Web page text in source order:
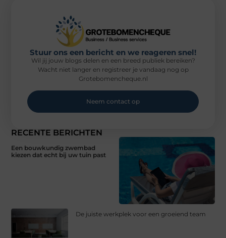
RECENTE BERICHTEN
Een bouwkundig zwembad
kiezen dat echt bij uw tuin past
De juiste werkplek voor een groeiend team
Stuur ons een bericht en we reageren snel!
Wil jij jouw blogs delen en een breed publiek bereiken?
Wacht niet langer en registreer je vandaag nog op
Grotebomencheque.nl
Neem contact op